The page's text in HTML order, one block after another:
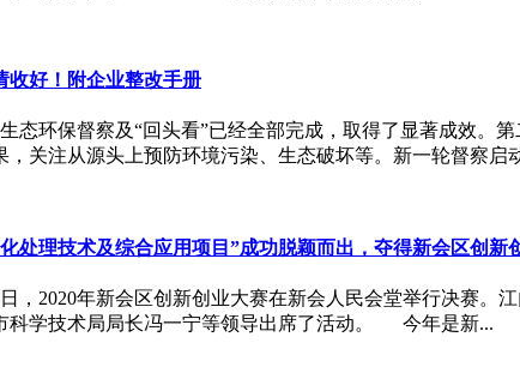
收好！附企业整改手册
态环保督察及“回头看”已经全部完成，取得了显著成效。
关注从源头上预防环境污染、生态破坏等。新一轮督察启
处理技术及综合应用项目”成功脱颖而出，夺得新会区创新
，2020年新会区创新创业大赛在新会人民会堂举行决赛。
科学技术局局长冯一宁等领导出席了活动。 今年是新...